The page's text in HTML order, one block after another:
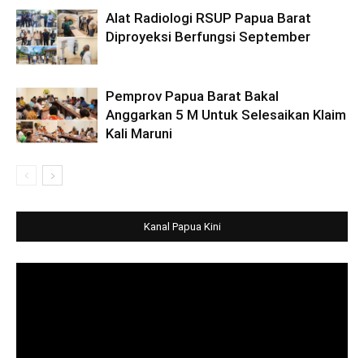
Alat Radiologi RSUP Papua Barat
Diproyeksi Berfungsi September
Pemprov Papua Barat Bakal
Anggarkan 5 M Untuk Selesaikan Klaim
Kali Maruni
Kanal Papua Kini